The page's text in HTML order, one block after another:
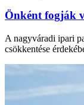
Önként fogják
A nagyváradi ipari
csökkentése